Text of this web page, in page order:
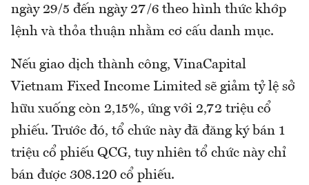
ngày 29/5 đến ngày 27/6 theo hình thức khớp
lệnh và thỏa thuận nhằm cơ cấu danh mục.
Nếu giao dịch thành công, VinaCapital
Vietnam Fixed Income Limited sẽ giảm tỷ lệ sở
hữu xuống còn 2,15%, ứng với 2,72 triệu cổ
phiếu. Trước đó, tổ chức này đã đăng ký bán 1
triệu cổ phiếu QCG, tuy nhiên tổ chức này chỉ
bán được 308.120 cổ phiếu.